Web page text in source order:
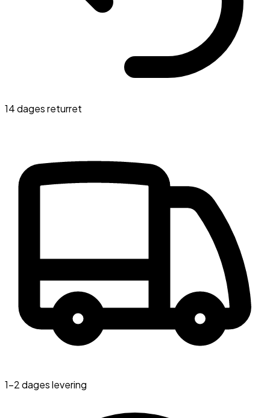
14 dages returret
1-2 dages levering